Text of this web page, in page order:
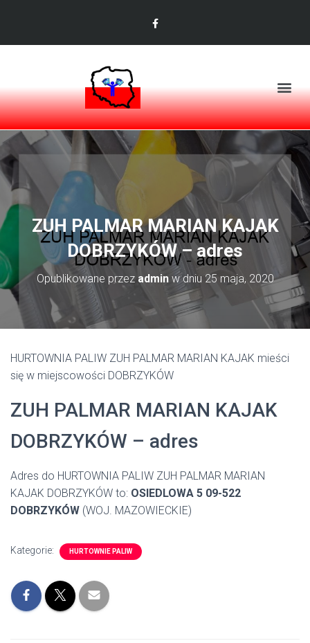
ZUH PALMAR MARIAN KAJAK
DOBRZYKÓW – adres
Opublikowane przez adminw dniu 25 maja, 2020
HURTOWNIA PALIW ZUH PALMAR MARIAN KAJAK mieści
się w miejscowości DOBRZYKÓW
ZUH PALMAR MARIAN KAJAK
DOBRZYKÓW – adres
Adres do HURTOWNIA PALIW ZUH PALMAR MARIAN
KAJAK DOBRZYKÓW to: OSIEDLOWA 5 09-522
DOBRZYKÓW (WOJ. MAZOWIECKIE)
Kategorie: HURTOWNIE PALIW